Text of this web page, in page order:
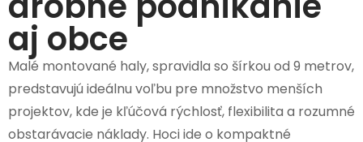
aj obce
Malé montované haly, spravidla so šírkou od 9 metrov,
predstavujú ideálnu voľbu pre množstvo menších
projektov, kde je kľúčová rýchlosť, flexibilita a rozumné
obstarávacie náklady. Hoci ide o kompaktné